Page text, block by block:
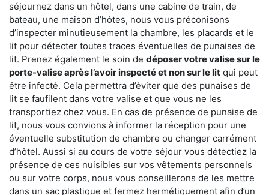
séjournez dans un hôtel, dans une cabine de train, de
bateau, une maison d’hôtes, nous vous préconisons
d’inspecter minutieusement la chambre, les placards et le
lit pour détecter toutes traces éventuelles de punaises de
lit. Prenez également le soin de déposer votre valise sur le
porte-valise après l’avoir inspecté et non sur le lit qui peut
être infecté. Cela permettra d’éviter que des punaises de
lit se faufilent dans votre valise et que vous ne les
transportiez chez vous. En cas de présence de punaise de
lit, nous vous convions à informer la réception pour une
éventuelle substitution de chambre ou changer carrément
d’hôtel. Aussi si au cours de votre séjour vous détectiez la
présence de ces nuisibles sur vos vêtements personnels
ou sur votre corps, nous vous conseillerons de les mettre
dans un sac plastique et fermez hermétiquement afin d’un